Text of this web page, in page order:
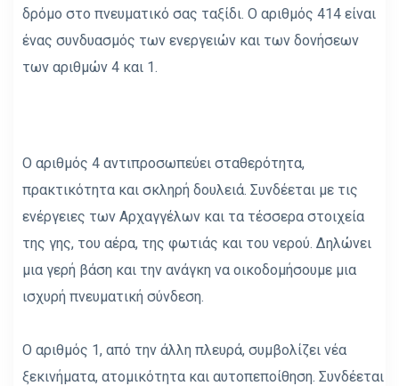
δρόμο στο πνευματικό σας ταξίδι. Ο αριθμός 414 είναι
ένας συνδυασμός των ενεργειών και των δονήσεων
των αριθμών 4 και 1.
Ο αριθμός 4 αντιπροσωπεύει σταθερότητα,
πρακτικότητα και σκληρή δουλειά. Συνδέεται με τις
ενέργειες των Αρχαγγέλων και τα τέσσερα στοιχεία
της γης, του αέρα, της φωτιάς και του νερού. Δηλώνει
μια γερή βάση και την ανάγκη να οικοδομήσουμε μια
ισχυρή πνευματική σύνδεση.
Ο αριθμός 1, από την άλλη πλευρά, συμβολίζει νέα
ξεκινήματα, ατομικότητα και αυτοπεποίθηση. Συνδέεται